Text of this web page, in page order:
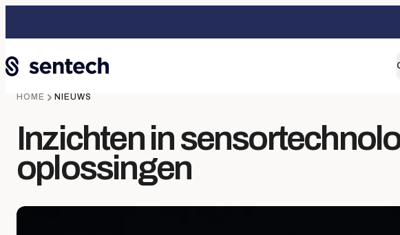
HOME NIEUWS
Inzichten in
oplossingen